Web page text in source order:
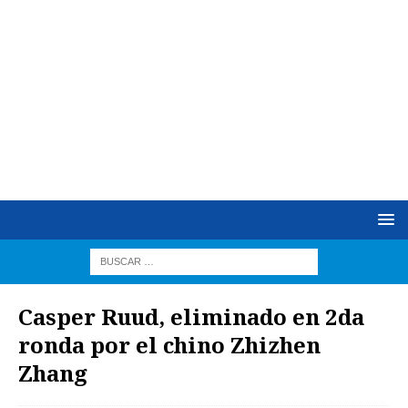
Casper Ruud, eliminado en 2da
ronda por el chino Zhizhen
Zhang